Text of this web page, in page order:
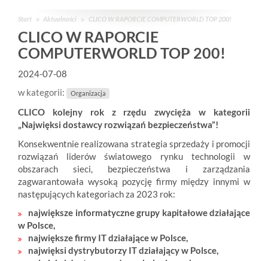
Start Aktualności CLICO W RAPORCIE COMPUTERWORLD TOP 200!
CLICO W RAPORCIE
COMPUTERWORLD TOP 200!
2024-07-08
w kategorii:
Organizacja
CLICO kolejny rok z rzędu zwycięża w kategorii
„Najwięksi dostawcy rozwiązań bezpieczeństwa”!
Konsekwentnie realizowana strategia sprzedaży i promocji
rozwiązań liderów światowego rynku technologii w
obszarach sieci, bezpieczeństwa i zarządzania
zagwarantowała wysoką pozycję firmy między innymi w
następujących kategoriach za 2023 rok:
największe informatyczne grupy kapitałowe działające
w Polsce,
największe firmy IT działające w Polsce,
najwięksi dystrybutorzy IT działający w Polsce,